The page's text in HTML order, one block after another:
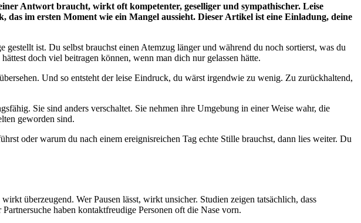
Antwort braucht, wirkt oft kompetenter, geselliger und sympathischer. Leise
im ersten Moment wie ein Mangel aussieht. Dieser Artikel ist eine Einladung, deine
ist. Du selbst brauchst einen Atemzug länger und während du noch sortierst, was du
doch viel beitragen können, wenn man dich nur gelassen hätte.
Und so entsteht der leise Eindruck, du wärst irgendwie zu wenig. Zu zurückhaltend,
Sie sind anders verschaltet. Sie nehmen ihre Umgebung in einer Weise wahr, die
geworden sind.
oder warum du nach einem ereignisreichen Tag echte Stille brauchst, dann lies weiter. Du
überzeugend. Wer Pausen lässt, wirkt unsicher. Studien zeigen tatsächlich, dass
haben kontaktfreudige Personen oft die Nase vorn.